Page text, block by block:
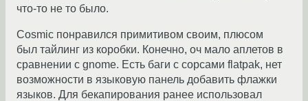
что-то не то было.
Cosmic понравился примитивом своим, плюсом
был тайлинг из коробки. Конечно, оч мало аплетов в
сравнении с gnome. Есть баги с сорсами flatpak, нет
возможности в языковую панель добавить флажки
языков. Для бекапирования ранее использовал